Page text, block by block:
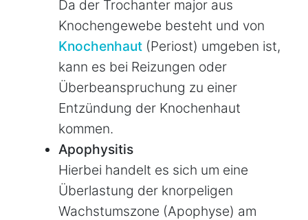
Da der Trochanter major aus
Knochengewebe besteht und von
Knochenhaut (Periost) umgeben ist,
kann es bei Reizungen oder
Überbeanspruchung zu einer
Entzündung der Knochenhaut
kommen.
Apophysitis
Hierbei handelt es sich um eine
Überlastung der knorpeligen
Wachstumszone (Apophyse) am